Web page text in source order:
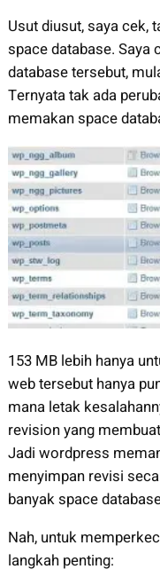
Usut diusut, saya cek,
space database. Saya
database tersebut,
Ternyata tak ada
memakan space
153 MB lebih hanya
web tersebut hanya
mana letak
revision yang
Jadi wordpress
menyimpan revisi
banyak space
Nah, untuk
langkah penting: